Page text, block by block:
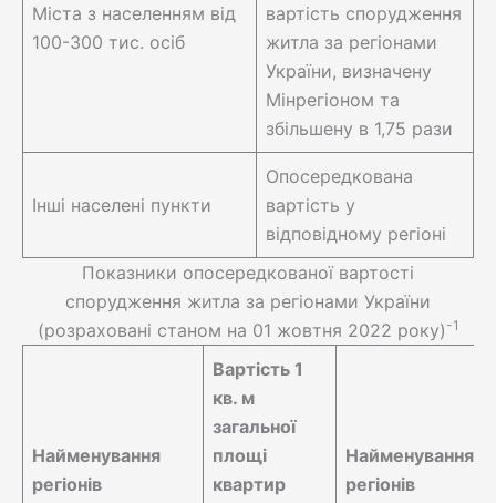
Міста з населенням від
100-300 тис. осіб
вартість спорудження
житла за регіонами
України, визначену
Мінрегіоном та
збільшену в 1,75 рази
Інші населені пункти
Опосередкована
вартість у
відповідному регіоні
Показники опосередкованої вартості
спорудження житла за регіонами України
(розраховані станом на 01 жовтня 2022 року) -1
Найменування
регіонів
Вартість 1
кв. м
загальної
площі
квартир
Найменування
регіонів